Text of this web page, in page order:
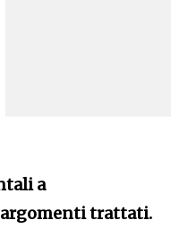
a
trattati.